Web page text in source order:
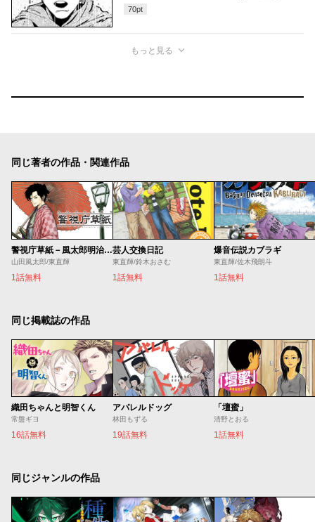
70pt
もっと見る
同じ著者の作品・関連作品
警視庁草紙－風太郎明治劇場－
山田風太郎/東直輝
1話無料
芸人交換日記
東直輝/鈴木おさむ
1話無料
爆音伝説カブラギ
東直輝/佐木飛朗斗
1話無料
同じ掲載誌の作品
織田ちゃんと明智くん
常盤ギヨ
16話無料
アパレルドッグ
林田もずる
19話無料
「壇蜜」
清野とおる
1話無料
同じジャンルの作品